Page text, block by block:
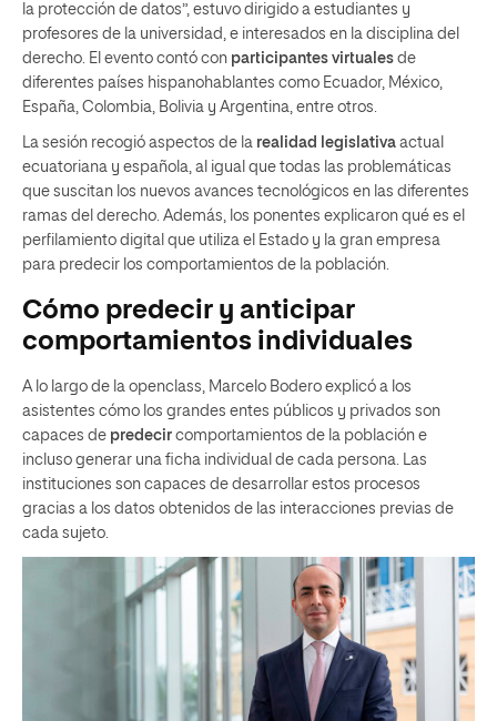
la protección de datos”, estuvo dirigido a estudiantes y
profesores de la universidad, e interesados en la disciplina del
derecho. El evento contó con participantes virtuales de
diferentes países hispanohablantes como Ecuador, México,
España, Colombia, Bolivia y Argentina, entre otros.
La sesión recogió aspectos de la realidad legislativa actual
ecuatoriana y española, al igual que todas las problemáticas
que suscitan los nuevos avances tecnológicos en las diferentes
ramas del derecho. Además, los ponentes explicaron qué es el
perfilamiento digital que utiliza el Estado y la gran empresa
para predecir los comportamientos de la población.
Cómo predecir y anticipar
comportamientos individuales
A lo largo de la openclass, Marcelo Bodero explicó a los
asistentes cómo los grandes entes públicos y privados son
capaces de predecir comportamientos de la población e
incluso generar una ficha individual de cada persona. Las
instituciones son capaces de desarrollar estos procesos
gracias a los datos obtenidos de las interacciones previas de
cada sujeto.